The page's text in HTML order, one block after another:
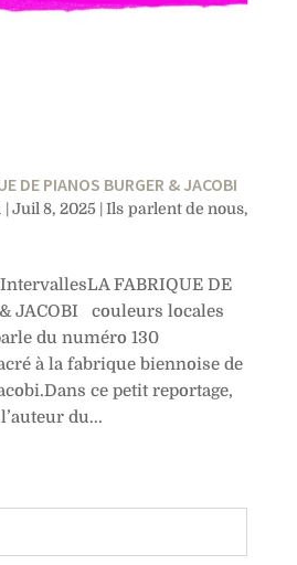
DE PIANOS BURGER & JACOBI
|Juil 8, 2025|Ils parlent de nous,
FABRIQUE DE
& JACOBI couleurs locales
du numéro 130
à la fabrique biennoise de
ce petit reportage,
du...